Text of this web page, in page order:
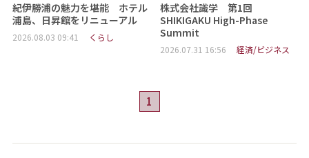
紀伊勝浦の魅力を堪能 ホテル
浦島、日昇館をリニューアル
2026.08.03 09:41 くらし
株式会社識学 第1回
SHIKIGAKU High-Phase
Summit
2026.07.31 16:56 経済/ビジネス
1